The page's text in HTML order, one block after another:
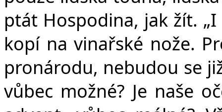
ptát Hospodina, jak žít. „I
kopí na vinařské nože.
pronárodu, nebudou se
vůbec možné? Je naše